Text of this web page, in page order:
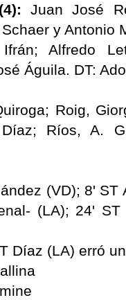
Juan José
y Antonio
Alfredo
Águila. DT:
Roig,
Ríos, A.
(VD); 8' ST
(LA); 24'
Díaz (LA) erró